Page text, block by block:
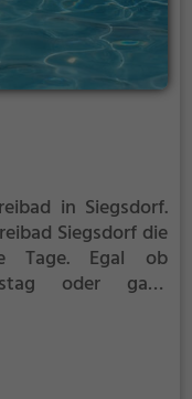
in Siegsdorf.
Siegsdorf die
Tage. Egal ob
oder ganz
Wetter kann die
auch verlängert